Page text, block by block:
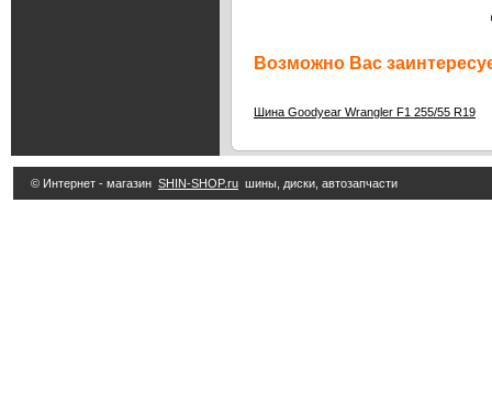
Возможно Вас
Шина Goodyear Wrangler F1 255/55 R19
© Интернет - магазин SHIN-SHOP.ru шины, диски, автозапчасти